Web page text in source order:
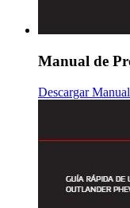
Manual de
Descargar